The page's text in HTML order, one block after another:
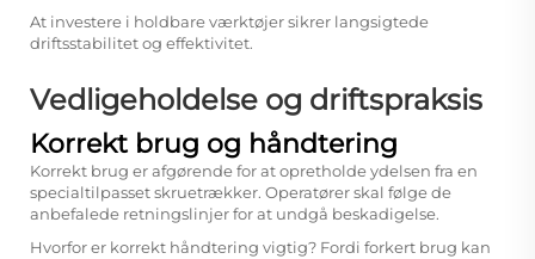
At investere i holdbare værktøjer sikrer langsigtede
driftsstabilitet og effektivitet.
Vedligeholdelse og driftspraksis
Korrekt brug og håndtering
Korrekt brug er afgørende for at opretholde ydelsen fra en
specialtilpasset skruetrækker. Operatører skal følge de
anbefalede retningslinjer for at undgå beskadigelse.
Hvorfor er korrekt håndtering vigtig? Fordi forkert brug kan